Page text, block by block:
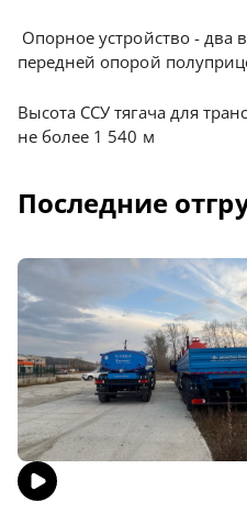
Опорное устройство - два
передней опорой
Высота ССУ тягача для
не более 1 540 м
Последние